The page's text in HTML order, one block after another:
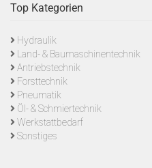
Top Kategorien
Hydraulik
Land- & Baumaschinentechnik
Antriebstechnik
Forsttechnik
Pneumatik
Öl- & Schmiertechnik
Werkstattbedarf
Sonstiges